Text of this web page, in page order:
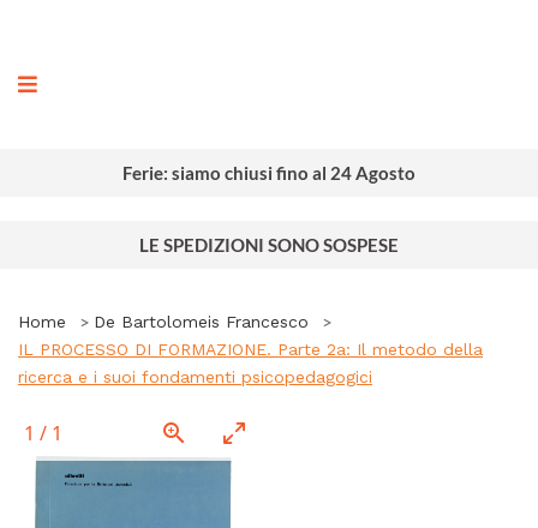
Ferie: siamo chiusi fino al 24 Agosto
LE SPEDIZIONI SONO SOSPESE
Home
De Bartolomeis Francesco
IL PROCESSO DI FORMAZIONE. Parte 2a: Il metodo della
ricerca e i suoi fondamenti psicopedagogici
1 / 1